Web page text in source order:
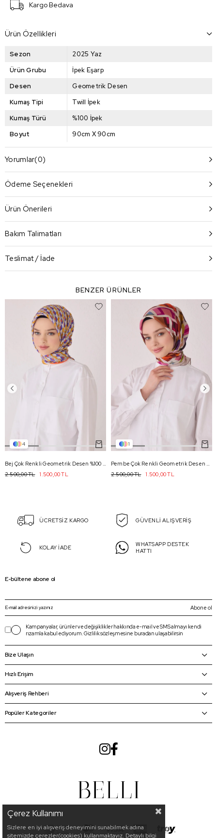
Kargo Bedava
Ürün Özellikleri
Sezon
2025 Yaz
Ürün Grubu
İpek Eşarp
Desen
Geometrik Desen
Kumaş Tipi
Twill İpek
Kumaş Türü
%100 İpek
Boyut
90cm X 90cm
Yorumlar(0)
Ödeme Seçenekleri
Ürün Önerileri
Bakım Talimatları
Teslimat / İade
BENZER ÜRÜNLER
4
1.500,00 TL
2.500,00 TL
1
1.500,00 TL
2.500,00 TL
ÜCRETSİZ KARGO GÜVENLİ ALIŞVERİŞ
KOLAY İADE
WHATSAPP DESTEK
HATTI
E-bültene abone ol
Abone ol
Kampanyalar, ürünler ve değişiklikler hakkında e-mail ve SMS almayı kendi
rızamla kabul ediyorum. Gizlilik sözleşmesine buradan ulaşabilirsin
Bize Ulaşın
Hızlı Erişim
Alışveriş Rehberi
Popüler Kategoriler
Çerez Kullanımı
Sizlere en iyi alışveriş deneyimini sunabilmek adına
sitemizde çerezler(cookies) kullanmaktayız. Detaylı bilgi